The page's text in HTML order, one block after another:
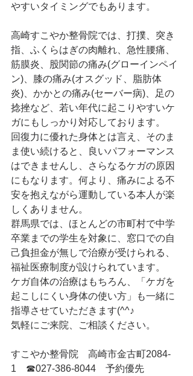
やすいタイミングでもあります。
高崎すこやか整骨院では、打撲、突き
指、ふくらはぎの肉離れ、急性腰痛、
筋膜炎、股関節の痛み(グローインペイ
ン)、膝の痛み(オスグッド、脂肪体
炎)、かかとの痛み(セーバー病)、足の
捻挫など、若い年代に起こりやすいケ
ガにもしっかり対応しております。
回復力に優れた身体とは言え、そのま
ま使い続けると、良いパフォーマンス
はできませんし、さらなるケガの原因
にもなります。何より、痛みによる不
安を抱えながら運動している本人が楽
しくありません。
群馬県では、ほとんどの市町村で中学
卒業までの学生を対象に、窓口での自
己負担金が無しで治療が受けられる、
福祉医療制度が設けられています。
ケガ自体の治療はもちろん、「ケガを
起こしにくい身体の使い方」も一緒に
指導させていただきます(^^♪
気軽にご来院、ご相談ください。
すこやか整骨院　高崎市金古町2084-
1　☎027-386-8044　予約優先